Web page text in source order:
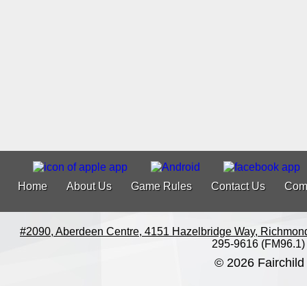
Home About Us Game Rules Contact Us
#2090, Aberdeen Centre, 4151 Hazelbridge Way,
295-9616 (FM96.1)
© 2026 Fairchild